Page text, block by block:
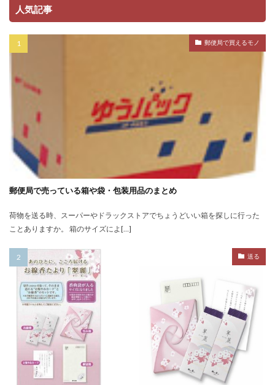
人気記事
郵便局で買えるモノ
郵便局で売っている箱や袋・包装用品のまとめ
荷物を送る時、スーパーやドラックストアでちょうどいい箱を探しに行った
ことありますか。 箱のサイズによ[…]
送る